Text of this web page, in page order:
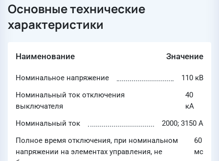
Основные технические
характеристики
Наименование Значение
Номинальное напряжение
110 кВ
Номинальный ток отключения
выключателя
40
кА
Номинальный ток
2000; 3150 А
Полное время отключения, при номинальном
напряжении на элементах управления, не
60
мс